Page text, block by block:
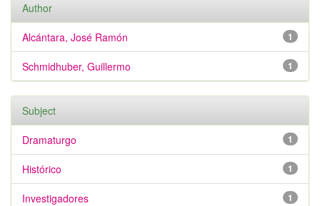
Author
1
Alcántara, José Ramón
1
Schmidhuber, Guillermo
Subject
1
Dramaturgo
1
Histórico
1
Investigadores